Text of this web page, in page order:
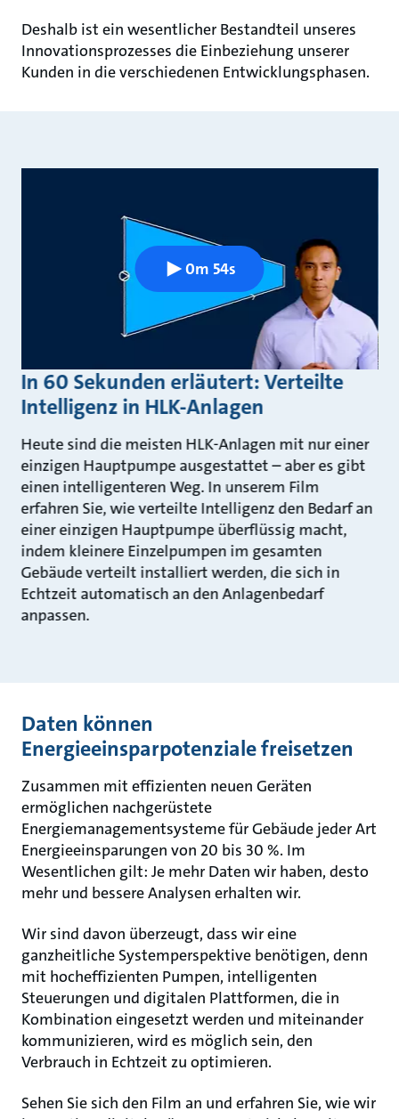
Deshalb ist ein wesentlicher Bestandteil unseres
Innovationsprozesses die Einbeziehung unserer
Kunden in die verschiedenen Entwicklungsphasen.
In 60 Sekunden erläutert: Verteilte
Intelligenz in HLK-Anlagen
Heute sind die meisten HLK-Anlagen mit nur einer
einzigen Hauptpumpe ausgestattet – aber es gibt
einen intelligenteren Weg. In unserem Film
erfahren Sie, wie verteilte Intelligenz den Bedarf an
einer einzigen Hauptpumpe überflüssig macht,
indem kleinere Einzelpumpen im gesamten
Gebäude verteilt installiert werden, die sich in
Echtzeit automatisch an den Anlagenbedarf
anpassen.
0m 54s
Daten können
Energieeinsparpotenziale freisetzen
Zusammen mit effizienten neuen Geräten
ermöglichen nachgerüstete
Energiemanagementsysteme für Gebäude jeder Art
Energieeinsparungen von 20 bis 30 %. Im
Wesentlichen gilt: Je mehr Daten wir haben, desto
mehr und bessere Analysen erhalten wir.
Wir sind davon überzeugt, dass wir eine
ganzheitliche Systemperspektive benötigen, denn
mit hocheffizienten Pumpen, intelligenten
Steuerungen und digitalen Plattformen, die in
Kombination eingesetzt werden und miteinander
kommunizieren, wird es möglich sein, den
Verbrauch in Echtzeit zu optimieren.
Sehen Sie sich den Film an und erfahren Sie, wie wir